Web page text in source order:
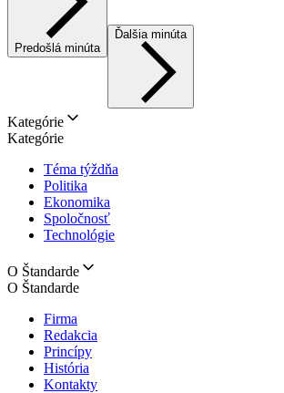
Predošlá minúta
Ďalšia minúta
Kategórie
Kategórie
Téma týždňa
Politika
Ekonomika
Spoločnosť
Technológie
O Štandarde
O Štandarde
Firma
Redakcia
Princípy
História
Kontakty